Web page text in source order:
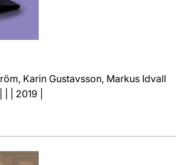
Karin Gustavsson, Markus Idvall
| 2019 |